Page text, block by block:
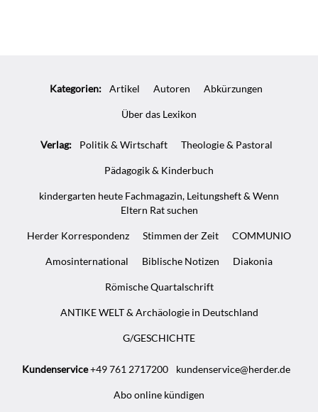
InfosKategorien: Artikel Autoren Abkürzungen
Über das Lexikon
Verlag: Politik & Wirtschaft Theologie & Pastoral
Pädagogik & Kinderbuch
kindergarten heute Fachmagazin, Leitungsheft & Wenn
Eltern Rat suchen
Herder Korrespondenz Stimmen der Zeit COMMUNIO
Amosinternational Biblische Notizen Diakonia
Römische Quartalschrift
ANTIKE WELT & Archäologie in Deutschland
G/GESCHICHTE
Kundenservice+49 761 2717200 kundenservice@herder.de
Abo online kündigen